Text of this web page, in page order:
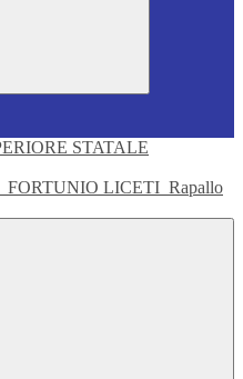
FORTUNIO LICETI Rapallo